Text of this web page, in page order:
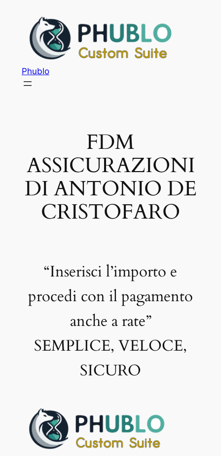
Phublo
FDM
ASSICURAZIONI
DI ANTONIO DE
CRISTOFARO
“Inserisci l’importo e
procedi con il pagamento
anche a rate”
SEMPLICE, VELOCE,
SICURO